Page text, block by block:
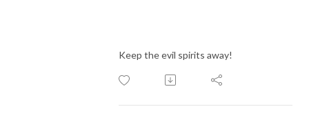
Keep the evil spirits away!